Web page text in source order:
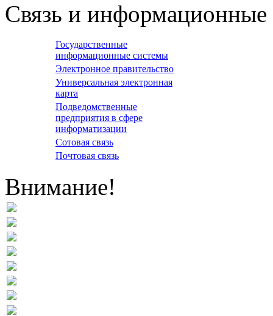
Связь и информационные
Государственные
информационные системы
Электронное правительство
Универсальная электронная
карта
Подведомственные
предприятия в сфере
информатизации
Сотовая связь
Почтовая связь
Внимание!